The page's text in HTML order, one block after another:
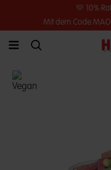
💛 10%
Mit dem Code
link.header.menu.label